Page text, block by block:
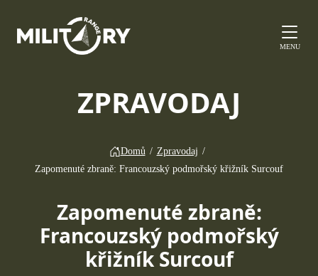
MENU
ZPRAVODAJ
Domů / Zpravodaj /
Zapomenuté zbraně: Francouzský podmořský křižník Surcouf
Zapomenuté zbraně:
Francouzský podmořský
křižník Surcouf